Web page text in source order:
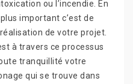
ou l’incendie. En
important c’est de
de votre projet.
à travers ce processus
tranquillité votre
qui se trouve dans